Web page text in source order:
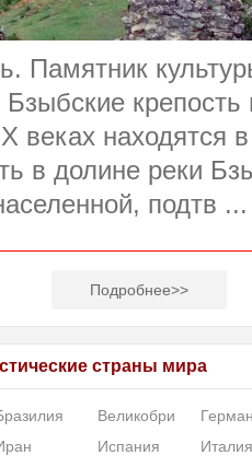
Памятник
крепость
веках находятся
в долине реки
подтв ...
Подробнее>>
страны мира
Великобри
тания
Испания
Италия